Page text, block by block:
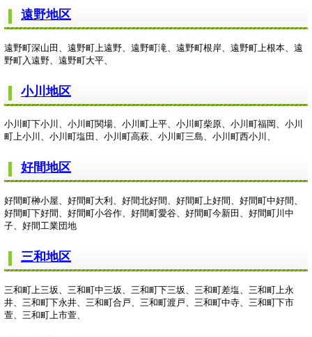
遠野地区
遠野町深山田、遠野町上遠野、遠野町滝、遠野町根岸、遠野町上根本、遠
野町入遠野、遠野町大平、
小川地区
小川町下小川、小川町関場、小川町上平、小川町柴原、小川町福岡、小川
町上小川、小川町塩田、小川町高萩、小川町三島、小川町西小川、
好間地区
好間町榊小屋、好間町大利、好間北好間、好間町上好間、好間町中好間、
好間町下好間、好間町小谷作、好間町愛谷、好間町今新田、好間町川中
子、好間工業団地
三和地区
三和町上三坂、三和町中三坂、三和町下三坂、三和町差塩、三和町上永
井、三和町下永井、三和町合戸、三和町渡戸、三和町中寺、三和町下市
萱、三和町上市萱、